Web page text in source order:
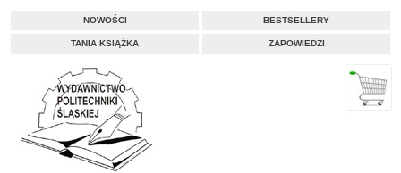
NOWOŚCI BESTSELLERY
TANIA KSIĄŻKA ZAPOWIEDZI